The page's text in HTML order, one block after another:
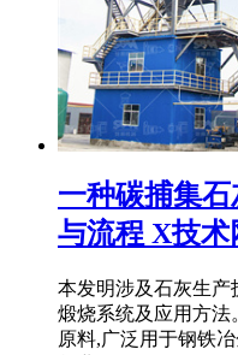
一种碳捕集
与流程 X技术
本发明涉及石灰生产
煅烧系统及应用方法
原料,广泛用于钢铁